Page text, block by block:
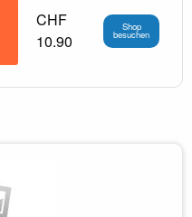
CHF
10.90
Shop
besuchen